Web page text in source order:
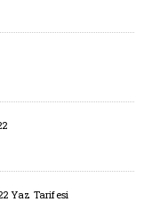
Yaz Tarifesi